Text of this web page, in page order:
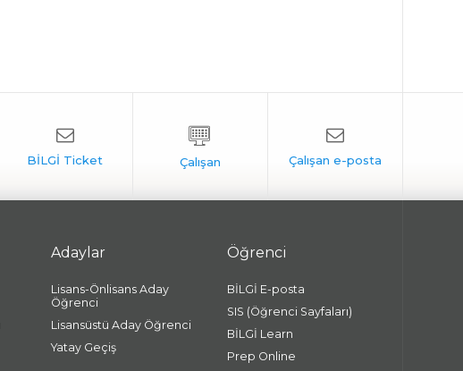
Adaylar
Lisans-Önlisans Aday
Öğrenci
Lisansüstü Aday Öğrenci
Yatay Geçiş
Öğrenci
BİLGİ E-posta
SIS (Öğrenci Sayfaları)
BİLGİ Learn
Prep Online